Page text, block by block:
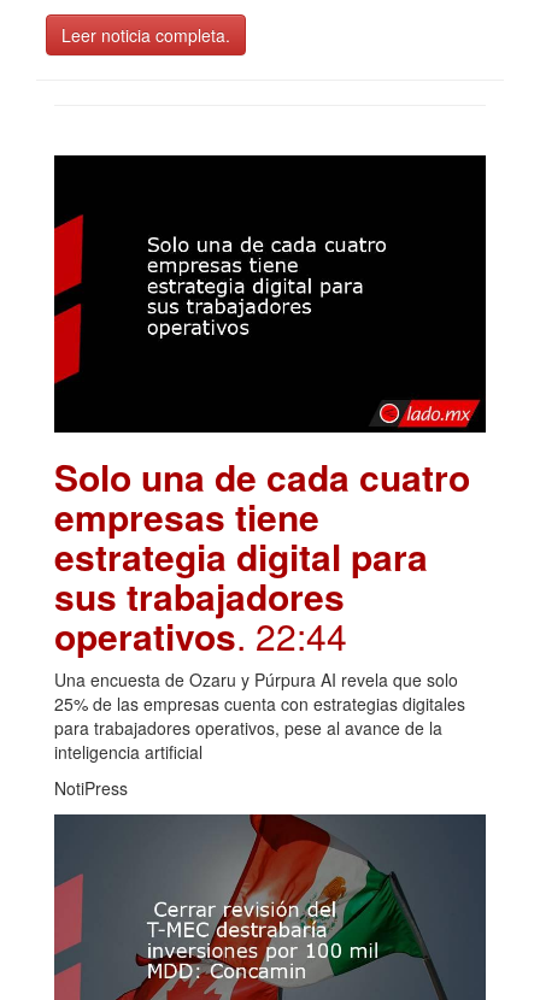
Leer noticia completa.
Solo una de cada cuatro
empresas tiene
estrategia digital para
sus trabajadores
operativos. 22:44
Una encuesta de Ozaru y Púrpura AI revela que solo
25% de las empresas cuenta con estrategias digitales
para trabajadores operativos, pese al avance de la
inteligencia artificial
NotiPress